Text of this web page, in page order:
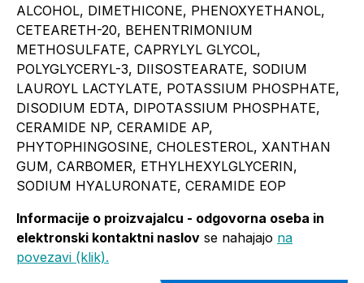
ALCOHOL, DIMETHICONE, PHENOXYETHANOL,
CETEARETH-20, BEHENTRIMONIUM
METHOSULFATE, CAPRYLYL GLYCOL,
POLYGLYCERYL-3, DIISOSTEARATE, SODIUM
LAUROYL LACTYLATE, POTASSIUM PHOSPHATE,
DISODIUM EDTA, DIPOTASSIUM PHOSPHATE,
CERAMIDE NP, CERAMIDE AP,
PHYTOPHINGOSINE, CHOLESTEROL, XANTHAN
GUM, CARBOMER, ETHYLHEXYLGLYCERIN,
SODIUM HYALURONATE, CERAMIDE EOP
Informacije o proizvajalcu - odgovorna oseba in
elektronski kontaktni naslov se nahajajo na
povezavi (klik).